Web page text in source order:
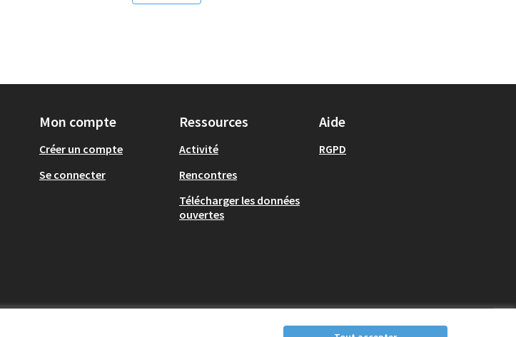
Mon compte
Créer un compte
Se connecter
Ressources
Activité
Rencontres
Télécharger les données
ouvertes
Aide
RGPD